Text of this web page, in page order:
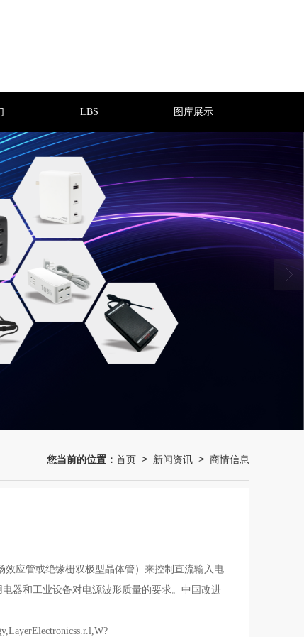
LBS 图库展示
您当前的位置： 首页 > 新闻资讯 > 商情信息
应管或绝缘栅双极型晶体管）来控制直流输入电
器和工业设备对电源波形质量的要求。中国改进